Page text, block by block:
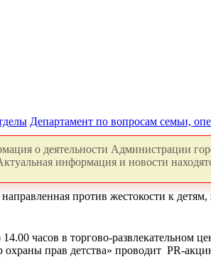
Департамент по вопросам семьи,
о деятельности Администрации
информация и новости
против жестокости к детям,
14.00 часов в торгово-
прав детства» проводит PR-